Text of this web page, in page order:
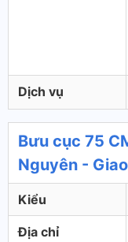
Dịch vụ
Bưu cục 75
Nguyên -
Kiểu
Địa chỉ